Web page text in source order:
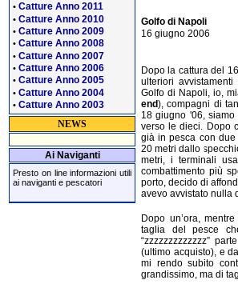
• Catture Anno 2011
• Catture Anno 2010
• Catture Anno 2009
• Catture Anno 2008
• Catture Anno 2007
• Catture Anno 2006
• Catture Anno 2005
• Catture Anno 2004
• Catture Anno 2003
NEWS
Ai Naviganti
Presto on line informazioni utili
ai naviganti e pescatori
Golfo di Napoli
16 giugno 2006
Dopo la cattura del
ulteriori
Golfo di Napoli, io,
end), compagni di
18 giugno '06,
verso le dieci. Dopo
già in pesca con
20 metri dallo
metri, i terminali
combattimento più
porto, decido di
avevo avvistato nulla
Dopo un’ora,
taglia del pesce
“zzzzzzzzzzzzz”
(ultimo acquisto), e
mi rendo subito
grandissimo, ma di